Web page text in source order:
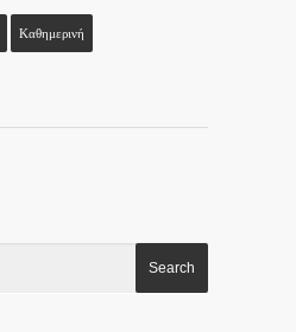
Καθημερινή